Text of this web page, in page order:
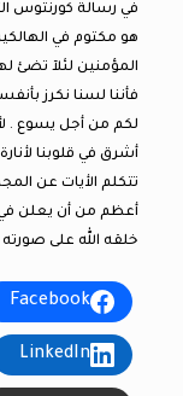
هو مكتوم في
المؤمنين لئلآ تضئ
فأننا لسنا نكرز
لكم من أجل يسوع .
أشرق في قلوبنا
تتكلم الأيات عن
أعظم من أن يعلن في
خلقه الله على صورته
Facebook
LinkedIn